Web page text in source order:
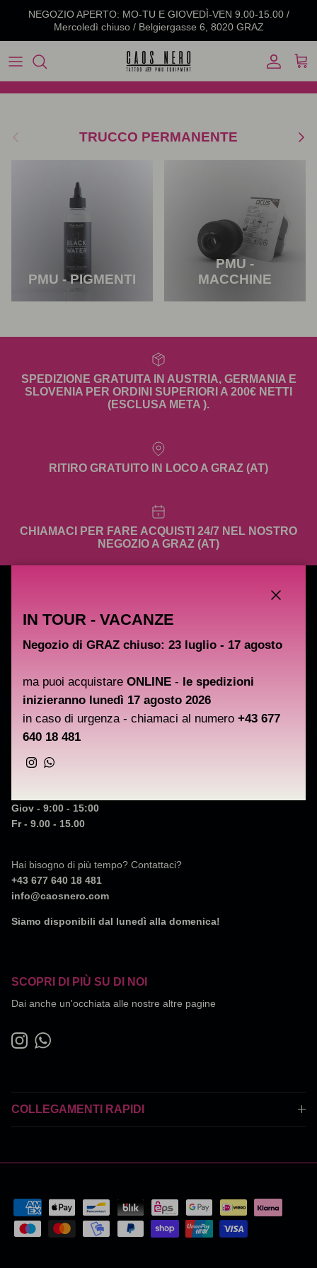
NEGOZIO APERTO: MO-TU E GIOVEDÌ-VEN 9.00-15.00 /
Mercoledì chiuso / Belgiergasse 6, 8020 GRAZ
Account
Indietro TRUCCO PERMANENTE Avanti
PMU - PIGMENTI
PMU -
MACCHINE
SPEDIZIONE GRATUITA IN AUSTRIA, GERMANIA E
SLOVENIA PER ORDINI SUPERIORI A 200€ NETTI
(ESCLUSA META ).
RITIRO GRATUITO IN LOCO A GRAZ (AT)
CHIAMACI PER FARE ACQUISTI 24/7 NEL NOSTRO
NEGOZIO A GRAZ (AT)
CAOS NERO GMBH
Vieni nel nostro negozio a Graz:
Belgiergasse 6
8020 Graz - AT
Luna - 9:00 - 15:00
Giov - 9:00 - 15:00
Fr - 9.00 - 15.00
Hai bisogno di più tempo? Contattaci?
+43 677 640 18 481
info@caosnero.com
Siamo disponibili dal lunedì alla domenica!
SCOPRI DI PIÙ SU DI NOI
Dai anche un'occhiata alle nostre altre pagine
InstagramWhatsApp
COLLEGAMENTI RAPIDI
IN TOUR - VACANZE
Negozio di GRAZ chiuso: 23 luglio - 17 agosto
ma puoi acquistare ONLINE - le spedizioni
inizieranno lunedì 17 agosto 2026
in caso di urgenza - chiamaci al numero +43 677
640 18 481
Instagram
WhatsApp